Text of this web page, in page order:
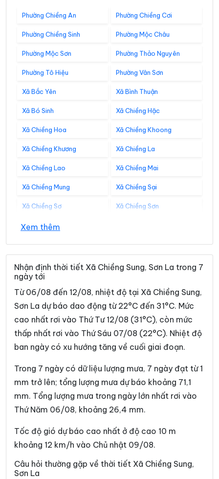
Phường Chiềng An Phường Chiềng Cơi
Phường Chiềng Sinh Phường Mộc Châu
Phường Mộc Sơn Phường Thảo Nguyên
Phường Tô Hiệu Phường Vân Sơn
Xã Bắc Yên Xã Bình Thuận
Xã Bó Sinh Xã Chiềng Hặc
Xã Chiềng Hoa Xã Chiềng Khoong
Xã Chiềng Khương Xã Chiềng La
Xã Chiềng Lao Xã Chiềng Mai
Xã Chiềng Mung Xã Chiềng Sại
Xã Chiềng Sơ Xã Chiềng Sơn
Xã Co Mạ
Xã Gia Phù Xã Huổi Một
Xã Kim Bon Xã Long Hẹ
Xã Lóng Phiêng
Xã Mai Sơn Xã Muổi Nọi
Xã Mường Bám Xã Mường Bang
Xã Mường Bú Xã Mường Chanh
Xã Mường É Xã Mường Giôn
Xã Mường Hung Xã Mường Khiêng
Xã Mường Lầm
Xã Mường Lạn Xã Mường Lèo
Xã Nậm Ty
Xem thêm
Nhận định thời tiết Xã Chiềng Sung, Sơn La trong 7
ngày tới
Từ 06/08 đến 12/08, nhiệt độ tại Xã Chiềng Sung,
Sơn La dự báo dao động từ 22°C đến 31°C. Mức
cao nhất rơi vào Thứ Tư 12/08 (31°C), còn mức
thấp nhất rơi vào Thứ Sáu 07/08 (22°C). Nhiệt độ
ban ngày có xu hướng tăng về cuối giai đoạn.
Trong 7 ngày có dữ liệu lượng mưa, 7 ngày đạt từ 1
mm trở lên; tổng lượng mưa dự báo khoảng 71,1
mm. Tổng lượng mưa trong ngày lớn nhất rơi vào
Thứ Năm 06/08, khoảng 26,4 mm.
Tốc độ gió dự báo cao nhất ở độ cao 10 m
khoảng 12 km/h vào Chủ nhật 09/08.
Câu hỏi thường gặp về thời tiết Xã Chiềng Sung,
Sơn La